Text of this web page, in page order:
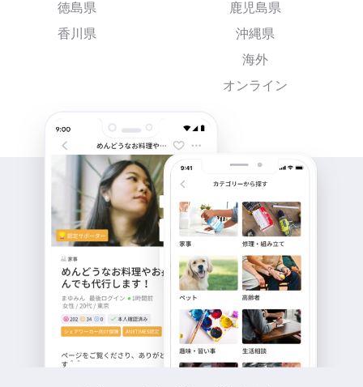
徳島県
香川県
鹿児島県
沖縄県
海外
オンライン